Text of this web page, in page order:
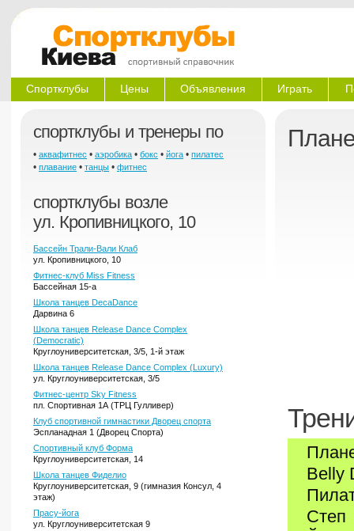
Спортклубы Цены Объявления Играть
спортклубы и тренеры по
• аквафитнес • аэробика • бокс • йога • пилатес
• плавание • танцы • фитнес
спортклубы возле
ул. Кропивницкого, 10
Бассейн Трали-Вали Клаб
ул. Кропивницкого, 10
Фитнес-клуб Miss Fitness
Бассейная 15-а
Школа танцев DecaDance
Дарвина 6
Школа танцев Release Dance Complex
(Democratic)
Круглоуниверситетская, 3/5, 1-й этаж
Школа танцев Release Dance Complex (Luxury)
ул. Круглоуниверситетская, 3/5
Фитнес-центр Sky Fitness
пл. Спортивная 1А (ТРЦ Гулливер)
Клуб спортивной гимнастики Дворец спорта
Эспланадная 1 (Дворец Спорта)
Спортивный клуб Форма
Круглоуниверситетская, 14
Школа танцев Фиделио
Круглоуниверситетская, 9 (гимназия Консул, 4
этаж)
Прасу-йога
ул. Круглоуниверситетская 9
Belly
Степ